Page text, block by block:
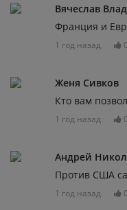
Вячеслав
Франция и
1 год назад 0
Женя Сивков
Кто вам
1 год назад 0
Андрей
Против США
1 год назад 0